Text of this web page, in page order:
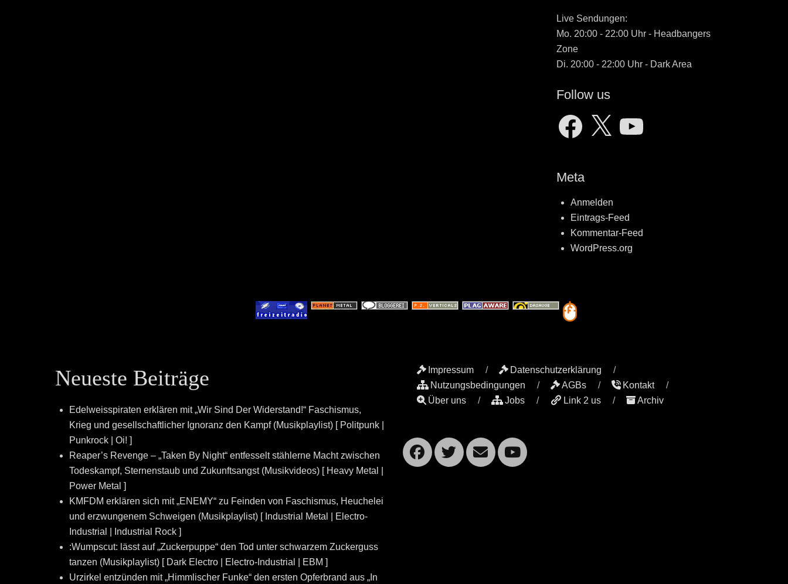
Live Sendungen:
Mo. 20:00 - 22:00 Uhr - Headbangers
Zone
Di. 20:00 - 22:00 Uhr - Dark Area
Follow us
Facebook
X YouTube
Meta
Anmelden
Eintrags-Feed
Kommentar-Feed
WordPress.org
Neueste Beiträge
Edelweisspiraten erklären mit „Wir Sind Der Widerstand!“ Faschismus,
Krieg und gesellschaftlicher Ignoranz den Kampf (Musikplaylist) [ Politpunk |
Punkrock | Oi! ]
Reaper’s Revenge – „Taken By Night“ entfesselt stählerne Macht zwischen
Todeskampf, Sternenstaub und Zukunftsangst (Musikvideos) [ Heavy Metal |
Power Metal ]
KMFDM erklären sich mit „ENEMY“ zu Feinden von Faschismus, Heuchelei
und erzwungenem Schweigen (Musikplaylist) [ Industrial Metal | Electro-
Industrial | Industrial Rock ]
:Wumpscut: lässt auf „Zuckerpuppe“ den Tod unter schwarzem Zuckerguss
tanzen (Musikplaylist) [ Dark Electro | Electro-Industrial | EBM ]
Urzirkel entzünden mit „Himmlischer Funke“ den ersten Opferbrand aus „In
Impressum
Datenschutzerklärung
Nutzungsbedingungen
AGBs
Kontakt
Über uns
Jobs Link 2 us Archiv
Facebook
Twitter
EmailYouTube